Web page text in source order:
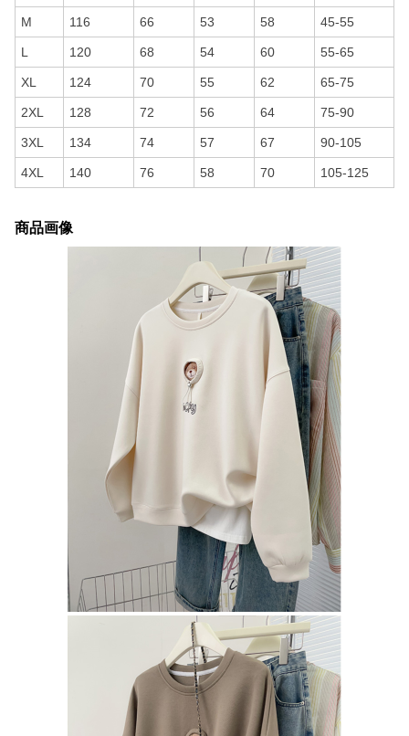
M 116 66 53 58 45-55
L 120 68 54 60 55-65
XL 124 70 55 62 65-75
2XL 128 72 56 64 75-90
3XL 134 74 57 67 90-105
4XL 140 76 58 70 105-125
商品画像